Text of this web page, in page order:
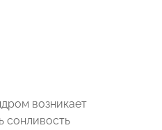
возникает
сонливость